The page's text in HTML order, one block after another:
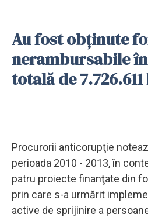
Au fost obţinute
nerambursabile
totală de
Procurorii anticorupţie
perioada 2010 - 2013, în
patru proiecte finanţate din
prin care s-a urmărit
active de sprijinire a